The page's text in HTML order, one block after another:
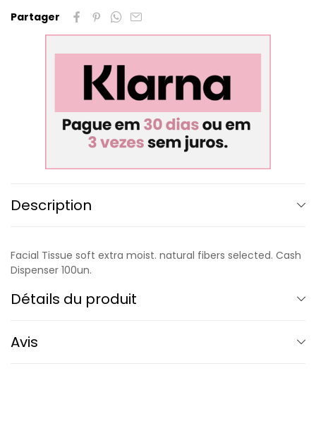
Partager
Description
Facial Tissue soft extra moist. natural fibers selected. Cash
Dispenser 100un.
Détails du produit
Avis